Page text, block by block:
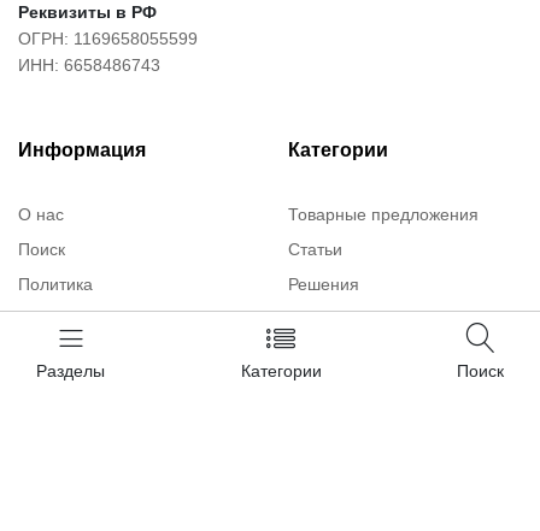
Разделы Категории Поиск
Реквизиты в РФ
ОГРН: 1169658055599
ИНН: 6658486743
Информация
О нас
Поиск
Политика
Категории
Товарные предложения
Статьи
Решения
Продукция